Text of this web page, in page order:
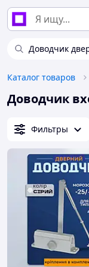
Доводчик
Каталог товаров
Доводчик
Фильтры